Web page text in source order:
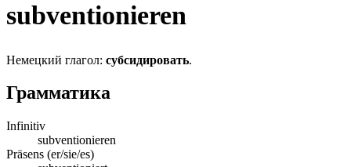
subventionieren
Немецкий глагол: субсидировать.
Грамматика
Infinitiv
subventionieren
Präsens (er/sie/es)